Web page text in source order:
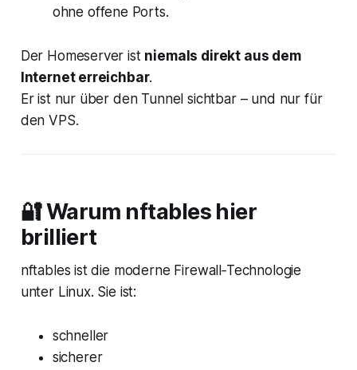
ohne offene Ports.
Der Homeserver ist niemals direkt aus dem
Internet erreichbar.
Er ist nur über den Tunnel sichtbar – und nur für
den VPS.
🔐 Warum nftables hier
brilliert
nftables ist die moderne Firewall‑Technologie
unter Linux. Sie ist:
schneller
sicherer